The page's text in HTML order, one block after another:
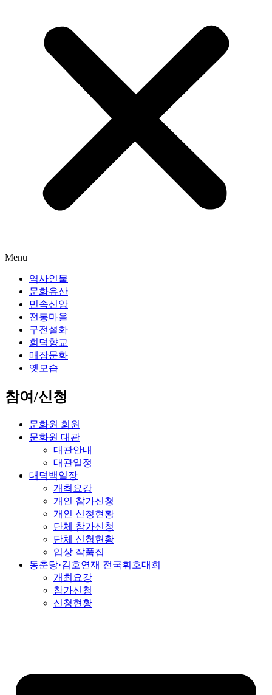
Menu
역사인물
문화유산
민속신앙
전통마을
구전설화
회덕향교
매장문화
옛모습
참여/신청
문화원 회원
문화원 대관
대관안내
대관일정
대덕백일장
개최요강
개인 참가신청
개인 신청현황
단체 참가신청
단체 신청현황
입상 작품집
동춘당·김호연재 전국휘호대회
개최요강
참가신청
신청현황